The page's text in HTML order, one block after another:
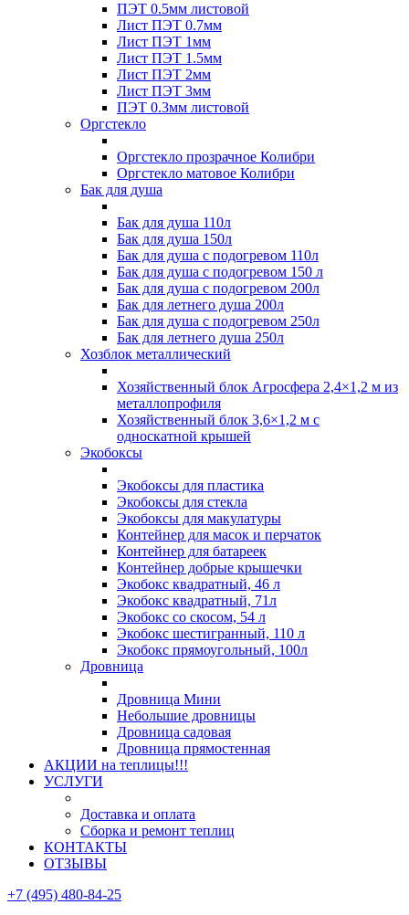
ПЭТ 0.5мм листовой
Лист ПЭТ 0.7мм
Лист ПЭТ 1мм
Лист ПЭТ 1.5мм
Лист ПЭТ 2мм
Лист ПЭТ 3мм
ПЭТ 0.3мм листовой
Оргстекло
Оргстекло прозрачное Колибри
Оргстекло матовое Колибри
Бак для душа
Бак для душа 110л
Бак для душа 150л
Бак для душа с подогревом 110л
Бак для душа с подогревом 150 л
Бак для душа с подогревом 200л
Бак для летнего душа 200л
Бак для душа с подогревом 250л
Бак для летнего душа 250л
Хозблок металлический
Хозяйственный блок Агросфера 2,4×1,2 м из
металлопрофиля
Хозяйственный блок 3,6×1,2 м с
односкатной крышей
Экобоксы
Экобоксы для пластика
Экобоксы для стекла
Экобоксы для макулатуры
Контейнер для масок и перчаток
Контейнер для батареек
Контейнер добрые крышечки
Экобокс квадратный, 46 л
Экобокс квадратный, 71л
Экобокс со скосом, 54 л
Экобокс шестигранный, 110 л
Экобокс прямоугольный, 100л
Дровница
Дровница Мини
Небольшие дровницы
Дровница садовая
Дровница прямостенная
АКЦИИ на теплицы!!!
УСЛУГИ
Доставка и оплата
Сборка и ремонт теплиц
КОНТАКТЫ
ОТЗЫВЫ
+7 (495) 480-84-25